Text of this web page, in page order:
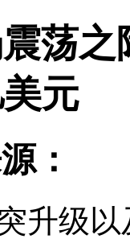
荡
元
：
升级